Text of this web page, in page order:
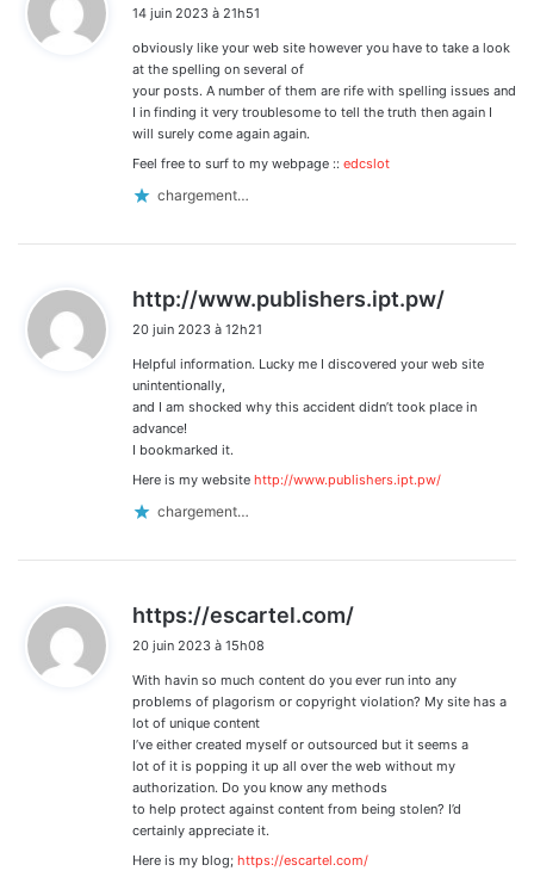
t
:
14 juin 2023 à 21h51
obviously like your web site however you have to take a look
at the spelling on several of
your posts. A number of them are rife with spelling issues and
I in finding it very troublesome to tell the truth then again I
will surely come again again.
Feel free to surf to my webpage :: edcslot
chargement…
http://www.publishers.ipt.pw/
20 juin 2023 à 12h21
Helpful information. Lucky me I discovered your web site
unintentionally,
and I am shocked why this accident didn’t took place in
advance!
I bookmarked it.
Here is my website http://www.publishers.ipt.pw/
chargement…
https://escartel.com/
:
20 juin 2023 à 15h08
With havin so much content do you ever run into any
problems of plagorism or copyright violation? My site has a
lot of unique content
I’ve either created myself or outsourced but it seems a
lot of it is popping it up all over the web without my
authorization. Do you know any methods
to help protect against content from being stolen? I’d
certainly appreciate it.
Here is my blog; https://escartel.com/